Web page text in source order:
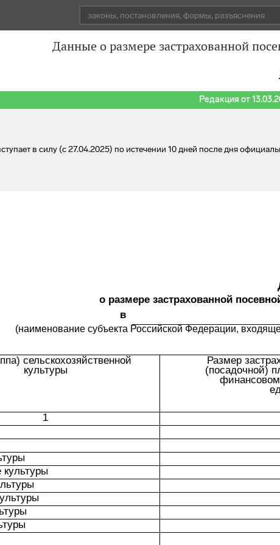
Данные о размере застрахованной
Редакция от
в силу (с 27.04.2025) по истечении 10 дней после дня
о размере застрахованной
в
(наименование субъекта Российской Федерации,
сельскохозяйственной
культуры
Размер
(посадочной)
1